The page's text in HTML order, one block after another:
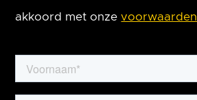
akkoord met onzevoorwaarden